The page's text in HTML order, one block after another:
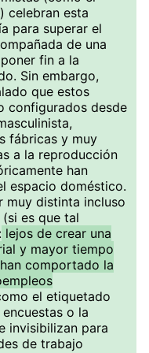
celebran esta
para superar el
de una
fin a la
Sin embargo,
que estos
configurados desde
fábricas y muy
a la reproducción
han
espacio doméstico.
muy distinta incluso
es que tal
lejos de crear una
y mayor tiempo
comportado la
el etiquetado
o la
invisibilizan para
de trabajo